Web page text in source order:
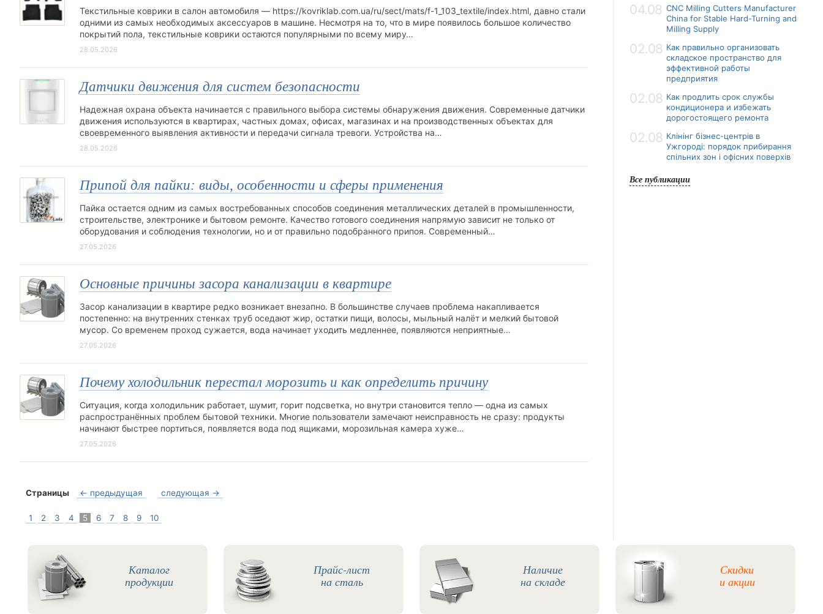
Текстильные коврики в салон автомобиля — https://kovriklab.com.ua/ru/sect/mats/f-1_103_textile/index.html, давно стали
одними из самых необходимых аксессуаров в машине. Несмотря на то, что в мире появилось большое количество
покрытий пола, текстильные коврики остаются популярными по всему миру…
28.05.2026
Датчики движения для систем безопасности
Надежная охрана объекта начинается с правильного выбора системы обнаружения движения. Современные датчики
движения используются в квартирах, частных домах, офисах, магазинах и на производственных объектах для
своевременного выявления активности и передачи сигнала тревоги. Устройства на…
28.05.2026
Припой для пайки: виды, особенности и сферы применения
Пайка остается одним из самых востребованных способов соединения металлических деталей в промышленности,
строительстве, электронике и бытовом ремонте. Качество готового соединения напрямую зависит не только от
оборудования и соблюдения технологии, но и от правильно подобранного припоя. Современный…
27.05.2026
Основные причины засора канализации в квартире
Засор канализации в квартире редко возникает внезапно. В большинстве случаев проблема накапливается
постепенно: на внутренних стенках труб оседают жир, остатки пищи, волосы, мыльный налёт и мелкий бытовой
мусор. Со временем проход сужается, вода начинает уходить медленнее, появляются неприятные…
27.05.2026
Почему холодильник перестал морозить и как определить причину
Ситуация, когда холодильник работает, шумит, горит подсветка, но внутри становится тепло — одна из самых
распространённых проблем бытовой техники. Многие пользователи замечают неисправность не сразу: продукты
начинают быстрее портиться, появляется вода под ящиками, морозильная камера хуже…
27.05.2026
Страницы ← предыдущая следующая →
1 2 3 4 5 6 7 8 9 10
04.08 CNC Milling Cutters Manufacturer
China for Stable Hard-Turning and
Milling Supply
02.08 Как правильно организовать
складское пространство для
эффективной работы
предприятия
02.08 Как продлить срок службы
кондиционера и избежать
дорогостоящего ремонта
02.08 Клінінг бізнес-центрів в
Ужгороді: порядок прибирання
спільних зон і офісних поверхів
Все публикации
Каталог
продукции
Прайс-лист
на сталь
Наличие
на складе
Скидки
и акции